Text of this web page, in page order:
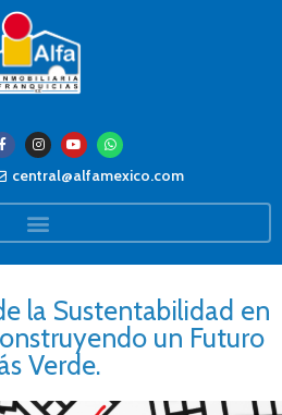
central@alfamexico.com
la Sustentabilidad en
un Futuro
Verde.